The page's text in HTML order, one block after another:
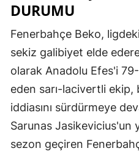
DURUMU
Fenerbahçe Beko,
sekiz galibiyet elde
olarak Anadolu Efes'i
eden sarı-lacivertli
iddiasını sürdürmeye
Sarunas Jasikevicius'un
sezon geçiren